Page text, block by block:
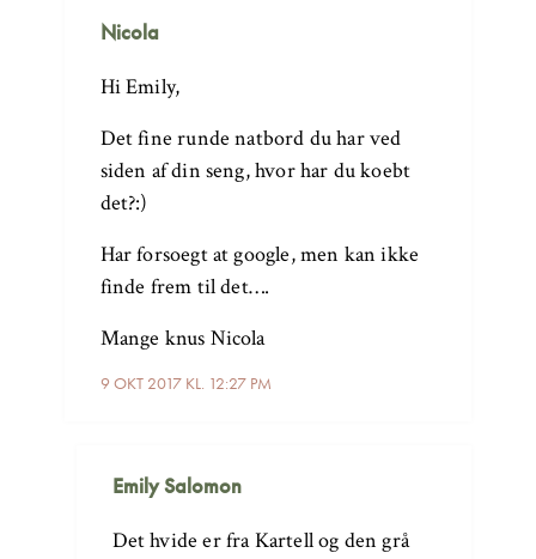
Nicola
9 OKT 2017 KL. 12:27 PM
Hi Emily,
Det fine runde natbord du har ved
siden af din seng, hvor har du koebt
det?:)
Har forsoegt at google, men kan ikke
finde frem til det….
Mange knus Nicola
Emily Salomon
Det hvide er fra Kartell og den grå